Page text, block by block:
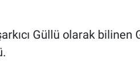
Güllü olarak bilinen